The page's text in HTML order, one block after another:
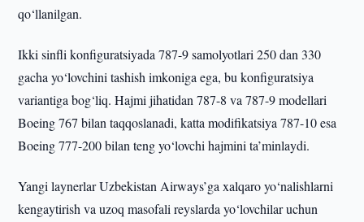
qo‘llanilgan.
Ikki sinfli konfiguratsiyada 787-9 samolyotlari 250 dan 330
gacha yo‘lovchini tashish imkoniga ega, bu konfiguratsiya
variantiga bog‘liq. Hajmi jihatidan 787-8 va 787-9 modellari
Boeing 767 bilan taqqoslanadi, katta modifikatsiya 787-10 esa
Boeing 777-200 bilan teng yo‘lovchi hajmini ta’minlaydi.
Yangi laynerlar Uzbekistan Airways’ga xalqaro yo‘nalishlarni
kengaytirish va uzoq masofali reyslarda yo‘lovchilar uchun